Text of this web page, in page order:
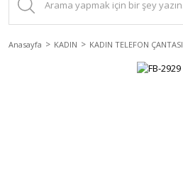
Anasayfa KADIN KADIN TELEFON ÇANTASI